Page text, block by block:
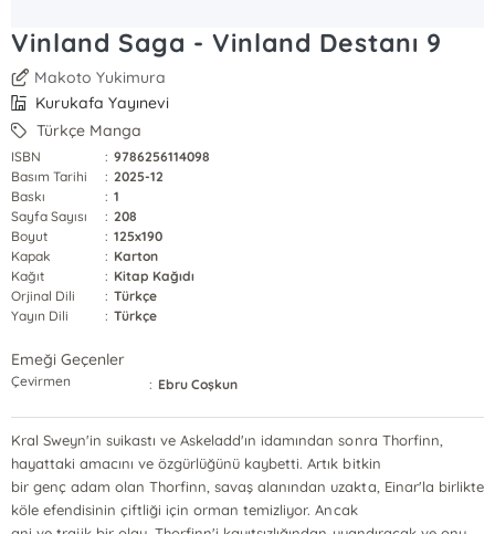
Vinland Saga - Vinland Destanı 9
Makoto Yukimura
Kurukafa Yayınevi
Türkçe Manga
ISBN : 9786256114098
Basım Tarihi
: 2025-12
Baskı
: 1
Sayfa Sayısı
: 208
Boyut
: 125x190
Kapak
: Karton
Kağıt
: Kitap Kağıdı
Orjinal Dili
: Türkçe
Yayın Dili
: Türkçe
Emeği Geçenler
Çevirmen : Ebru Coşkun
Kral Sweyn'in suikastı ve Askeladd'ın idamından sonra Thorfinn,
hayattaki amacını ve özgürlüğünü kaybetti. Artık bitkin
bir genç adam olan Thorfinn, savaş alanından uzakta, Einar'la birlikte
köle efendisinin çiftliği için orman temizliyor. Ancak